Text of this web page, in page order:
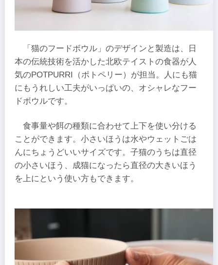
「猫のフードボウル」のデザインと製造は、日
本の伝統技術を活かした北欧テイストの食器が人
気のPOTPURRI（ポトペリー）が担当。人にも猫
にもうれしい工夫がいっぱいの、オシャレなフー
ドボウルです。
食事量や餌の種類に合わせて上下を使い分ける
ことができます。小さいほうは水やウェットごは
んにちょうどいいサイズです。子猫のうちは直径
の小さいほう、成猫になったら直径の大きいほう
を上にという使い方もできます。